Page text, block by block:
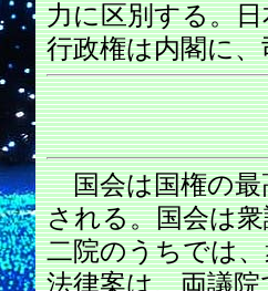
力に区別する。
行政権は内閣に
国会は国権の最
される。国会は
二院のうちでは
法律案は、両議